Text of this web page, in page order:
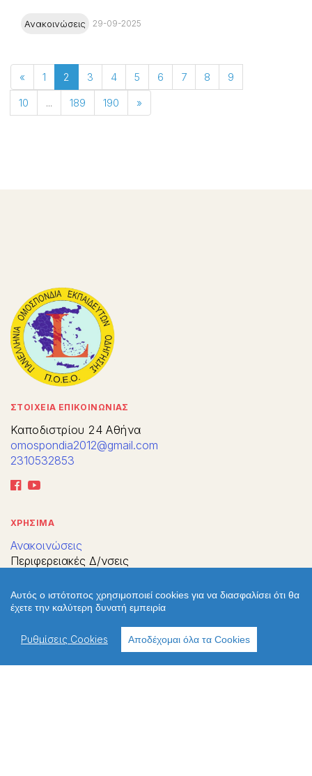
Ανακοινώσεις 29-09-2025
« 1 2 3 4 5 6 7 8
9
10
... 189 190 »
ΣΤΟΙΧΕΙΑ ΕΠΙΚΟΙΝΩΝΙΑΣ
Καποδιστρίου 24 Αθήνα
omospondia2012@gmail.com
2310532853
ΧΡΗΣΙΜΑ
Ανακοινώσεις
Περιφερειακές Δ/νσεις
Πολιτική cookies
Χρήσιμοι σύνδεσμοι
Παλιό Webite
Αυτός ο ιστότοπος χρησιμοποιεί cookies για να διασφαλίσει ότι θα
έχετε την καλύτερη δυνατή εμπειρία
Ρυθμίσεις Cookies Αποδέχομαι όλα τα Cookies